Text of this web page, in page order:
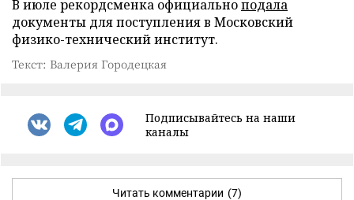
В июле рекордсменка официальноподала
документы для поступления в Московский
физико-технический институт.
Текст: Валерия Городецкая
Подписывайтесь на наши
каналы
Читать комментарии (7)